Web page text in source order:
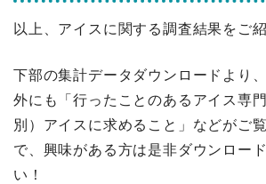
以上、アイスに関する調査結果をご
下部の集計データダウンロードより
外にも「行ったことのあるアイス専
別）アイスに求めること」などがご
で、興味がある方は是非ダウンロー
い！